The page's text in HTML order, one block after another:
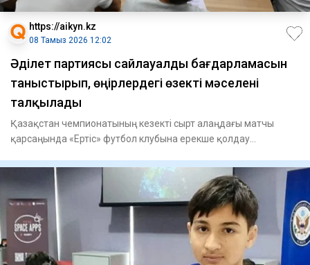
https://aikyn.kz
08 Тамыз 2026 12:02
Әділет партиясы сайлауалды бағдарламасын
таныстырып, өңірлердегі өзекті мәселені
талқылады
Қазақстан чемпионатының кезекті сырт алаңдағы матчы
қарсаңында «Ертіс» футбол клубына ерекше қолдау